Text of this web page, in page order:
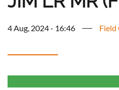
4 Aug, 2024 - 16:46 Field